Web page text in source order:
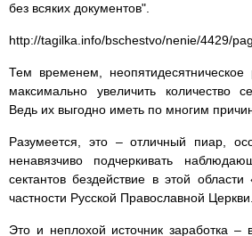
без всяких документов".
http://tagilka.info/bschestvo/nenie/4429/
Тем временем, неопятидесятническое
максимально увеличить количество
Ведь их выгодно иметь по многим
Разумеется, это – отличный пиар,
ненавязчиво подчеркивать
сектантов бездействие в этой
частности Русской Православной Церкви.
Это и неплохой источник заработка –